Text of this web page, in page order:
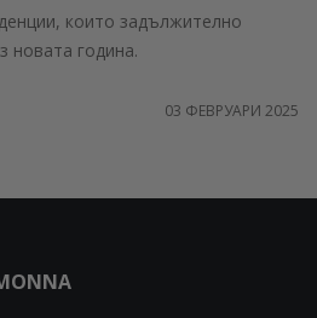
които задължително
новата година.
03 ФЕВРУАРИ 2025